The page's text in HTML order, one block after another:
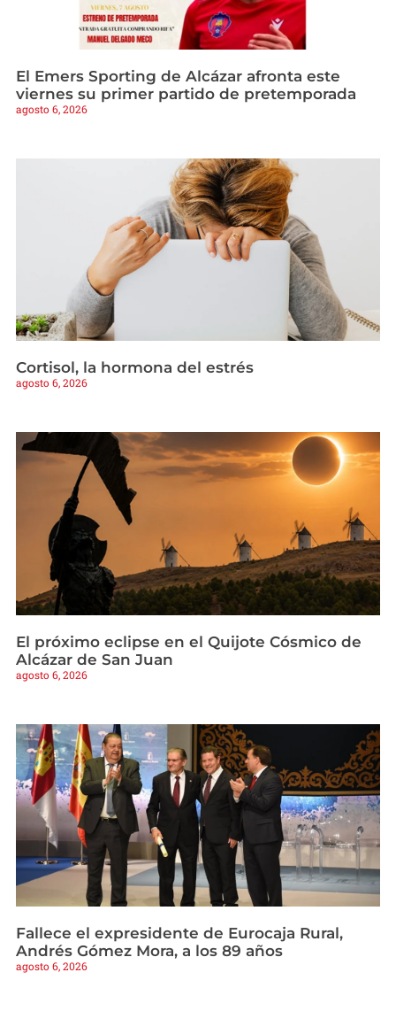
El Emers Sporting de Alcázar afronta este
viernes su primer partido de pretemporada
agosto 6, 2026
Cortisol, la hormona del estrés
agosto 6, 2026
El próximo eclipse en el Quijote Cósmico de
Alcázar de San Juan
agosto 6, 2026
Fallece el expresidente de Eurocaja Rural,
Andrés Gómez Mora, a los 89 años
agosto 6, 2026